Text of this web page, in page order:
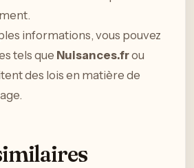
informations, vous pouvez
tels que Nuisances.frou
des lois en matière de